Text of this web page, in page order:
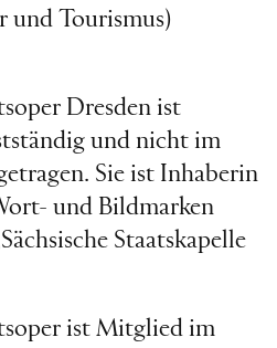
und Tourismus)
Dresden ist
und nicht im
Sie ist Inhaberin
und Bildmarken
Staatskapelle
ist Mitglied im